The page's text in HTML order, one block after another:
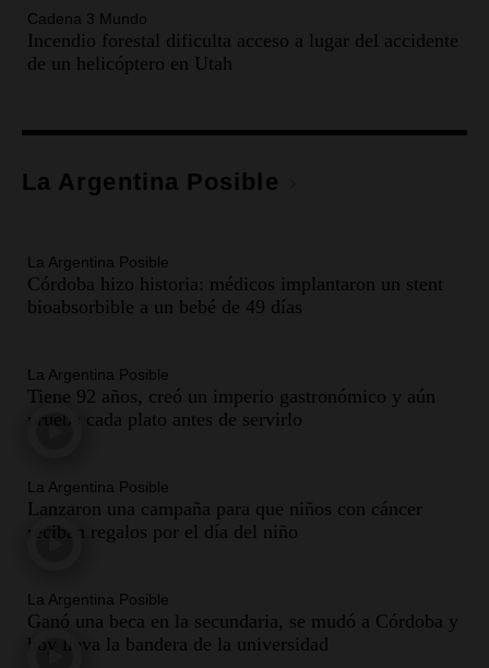
Episodios
Audio.Tragedia en Mendoza: un muerto y cinco
Episodios
Audio. Messi llegará esta noche a Rosario para
Episodios
Audio.Ley de Propiedad Privada: el revés en el
Una mañana para todos
Episodios
Vincha
Una mañana para todos
Episodios
hombres se lo llevaron para hacerle preguntas y
nunca regresó"
Una mañana para todos
Cadena 3 Mundo
Incendio forestal dificulta acceso a lugar del accidente
de un helicóptero en Utah
La Argentina Posible
La Argentina Posible
Córdoba hizo historia: médicos implantaron un stent
bioabsorbible a un bebé de 49 días
La Argentina Posible
Tiene 92 años, creó un imperio gastronómico y aún
prueba cada plato antes de servirlo
La Argentina Posible
Lanzaron una campaña para que niños con cáncer
reciban regalos por el día del niño
La Argentina Posible
Ganó una beca en la secundaria, se mudó a Córdoba y
hoy lleva la bandera de la universidad